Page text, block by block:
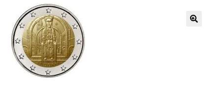
Winkel
Winkelmand
Afrekenen